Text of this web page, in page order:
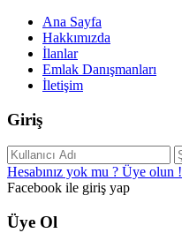
Ana Sayfa
Hakkımızda
İlanlar
Emlak Danışmanları
İletişim
Giriş
Hesabınız yok mu ? Üye olun !
Facebook ile giriş yap
Üye Ol